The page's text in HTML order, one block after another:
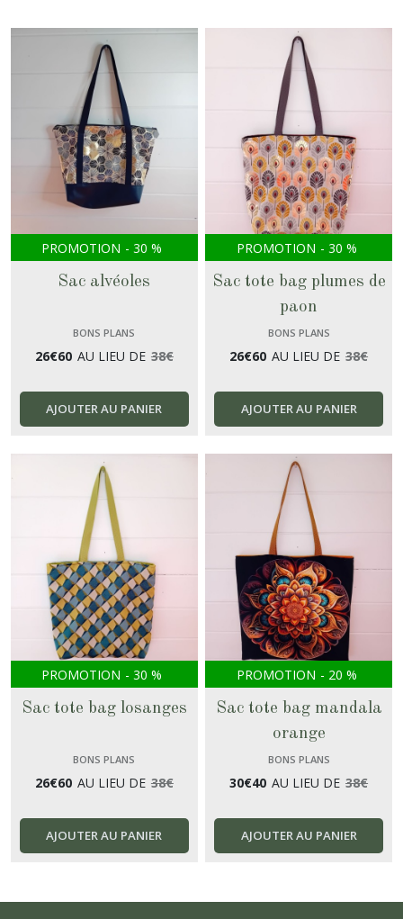
PROMOTION - 30 %
Sac alvéoles
BONS PLANS
26€60 AU LIEU DE 38€
AJOUTER AU PANIER
PROMOTION - 30 %
Sac tote bag plumes de
paon
BONS PLANS
26€60 AU LIEU DE 38€
AJOUTER AU PANIER
PROMOTION - 30 %
Sac tote bag losanges
BONS PLANS
26€60 AU LIEU DE 38€
AJOUTER AU PANIER
PROMOTION - 20 %
Sac tote bag mandala
orange
BONS PLANS
30€40 AU LIEU DE 38€
AJOUTER AU PANIER